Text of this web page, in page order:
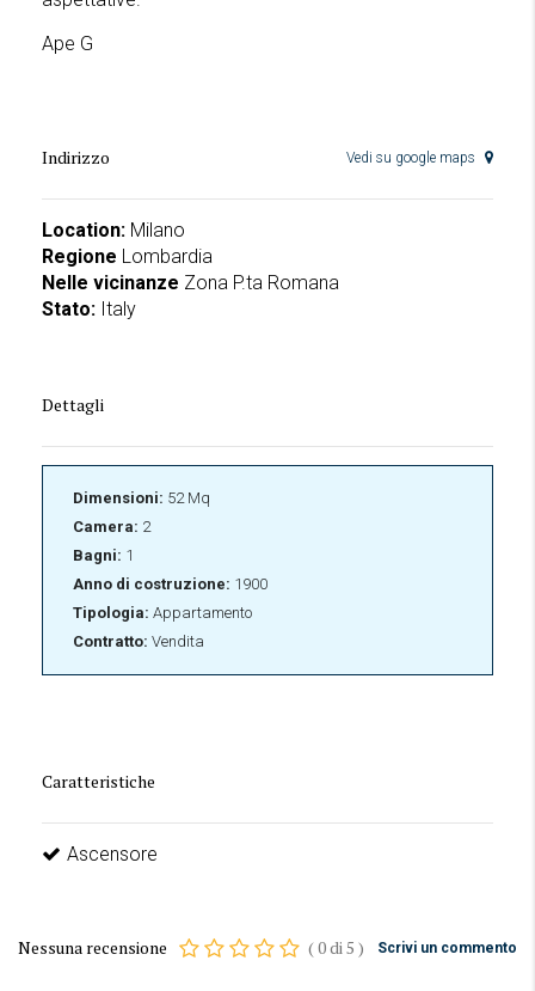
Ape G
Indirizzo Vedi su google maps
Location: Milano
Regione Lombardia
Nelle vicinanze Zona P.ta Romana
Stato: Italy
Dettagli
Dimensioni: 52 Mq
Camera: 2
Bagni: 1
Anno di costruzione: 1900
Tipologia: Appartamento
Contratto: Vendita
Caratteristiche
Ascensore
Nessuna recensione (0di5 ) Scrivi un commento